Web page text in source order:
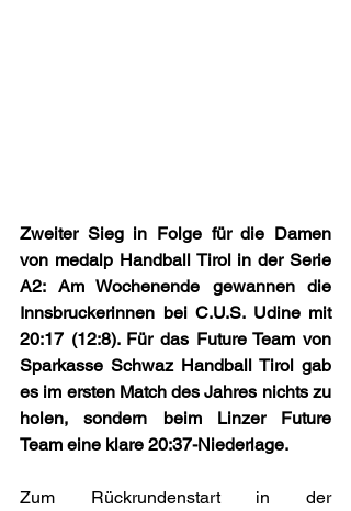
Zweiter Sieg in Folge für die Damen
von medalp Handball Tirol in der Serie
A2: Am Wochenende gewannen die
Innsbruckerinnen bei C.U.S. Udine mit
20:17 (12:8). Für das Future Team von
Sparkasse Schwaz Handball Tirol gab
es im ersten Match des Jahres nichts zu
holen, sondern beim Linzer Future
Team eine klare 20:37-Niederlage.
Zum Rückrundenstart in der